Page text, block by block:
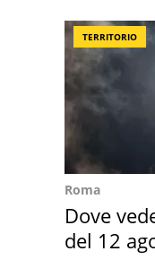
TERRITORIO
Roma
Dove
del 12